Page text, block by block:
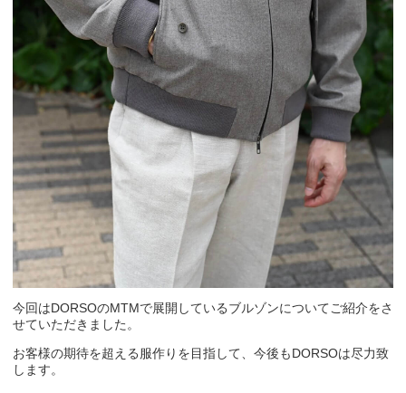
今回はDORSOのMTMで展開しているブルゾンについてご紹介をさ
せていただきました。
お客様の期待を超える服作りを目指して、今後もDORSOは尽力致
します。